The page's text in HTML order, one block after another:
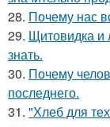
28. Почему нас
29. Щитовидка и
знать.
30. Почему
последнего.
31. "Хлеб для